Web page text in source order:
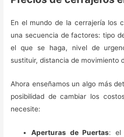
En el mundo de la cerrajería los
una secuencia de factores: tipo
el que se haga, nivel de
sustituir, distancia de movimiento
Ahora enseñamos un algo más
posibilidad de cambiar los
necesite:
Aperturas de Puertas: el